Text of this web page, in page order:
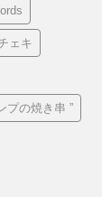
ェキ
プの焼き串 ”